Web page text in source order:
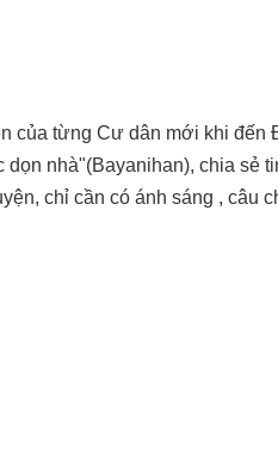
của từng Cư dân mới khi
nhà"(Bayanihan), chia sẻ
chỉ cần có ánh sáng , câu